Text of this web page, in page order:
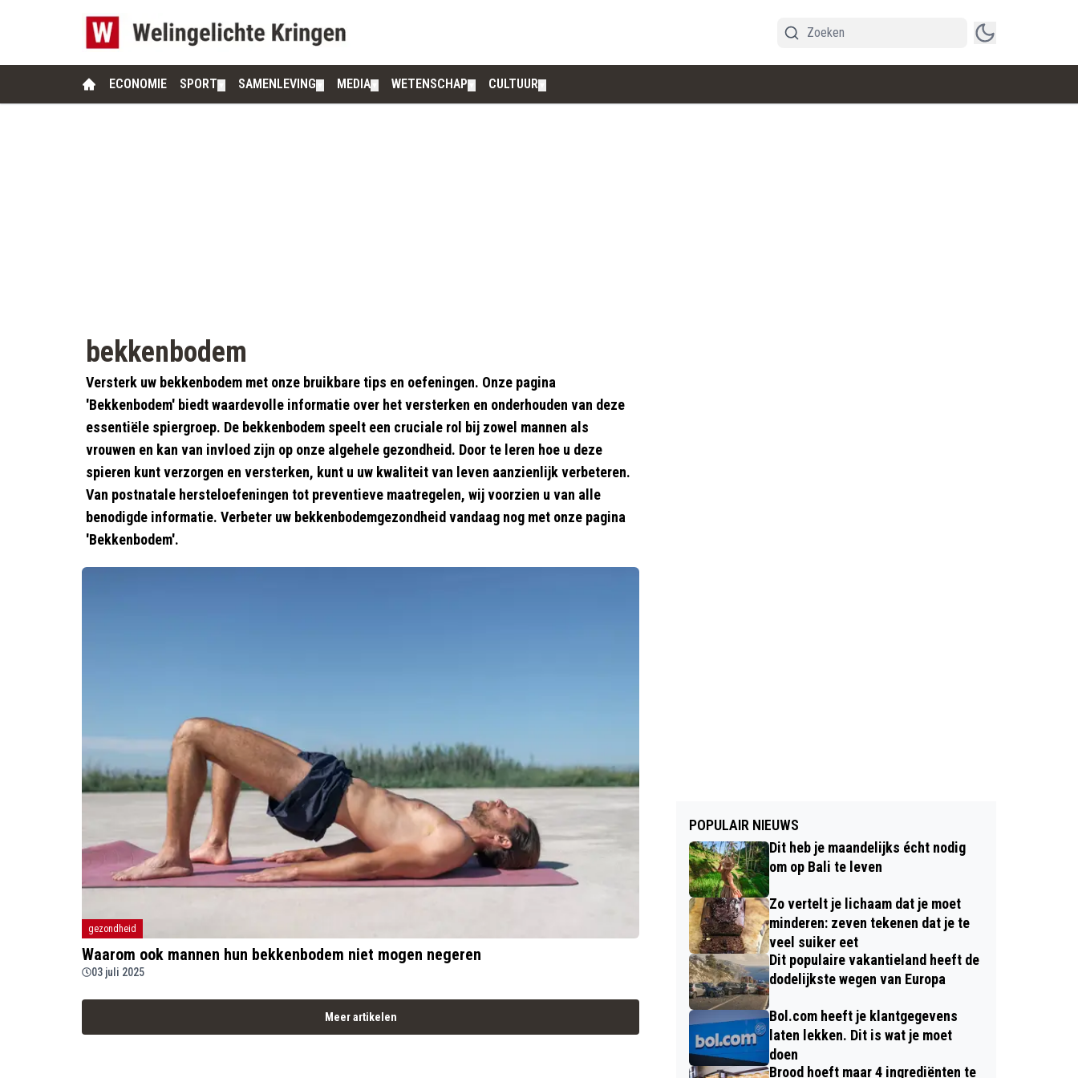
ECONOMIE SPORT SAMENLEVING MEDIA WETENSCHAP CULTUUR
bekkenbodem
Versterk uw bekkenbodem met onze bruikbare tips en oefeningen. Onze pagina
'Bekkenbodem' biedt waardevolle informatie over het versterken en onderhouden van deze
essentiële spiergroep. De bekkenbodem speelt een cruciale rol bij zowel mannen als
vrouwen en kan van invloed zijn op onze algehele gezondheid. Door te leren hoe u deze
spieren kunt verzorgen en versterken, kunt u uw kwaliteit van leven aanzienlijk verbeteren.
Van postnatale hersteloefeningen tot preventieve maatregelen, wij voorzien u van alle
benodigde informatie. Verbeter uw bekkenbodemgezondheid vandaag nog met onze pagina
'Bekkenbodem'.
gezondheid
Waarom ook mannen hun bekkenbodem niet mogen negeren
03 juli 2025
Meer artikelen
POPULAIR NIEUWS
Dit heb je maandelijks écht nodig
om op Bali te leven
Zo vertelt je lichaam dat je moet
minderen: zeven tekenen dat je te
veel suiker eet
Dit populaire vakantieland heeft de
dodelijkste wegen van Europa
Bol.com heeft je klantgegevens
laten lekken. Dit is wat je moet
doen
Brood hoeft maar 4 ingrediënten te